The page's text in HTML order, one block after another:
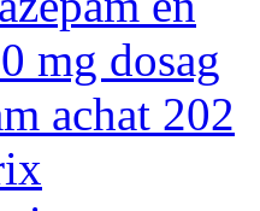
mg dosag
achat 202